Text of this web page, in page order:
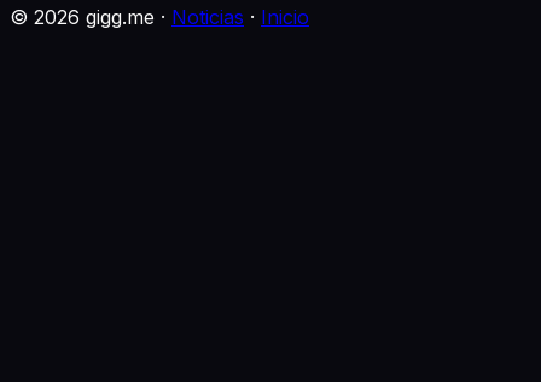
© 2026 gigg.me · Noticias · Inicio